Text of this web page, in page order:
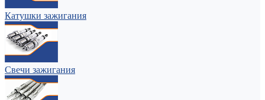
Катушки зажигания
Свечи зажигания